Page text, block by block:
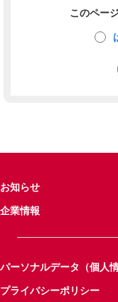
このペー
お知らせ
企業情報
パーソナルデータ（個人
プライバシーポリシー